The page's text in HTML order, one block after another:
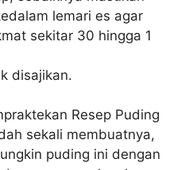
lemari es agar
sekitar 30 hingga 1
disajikan.
Resep Puding
sekali membuatnya,
puding ini dengan